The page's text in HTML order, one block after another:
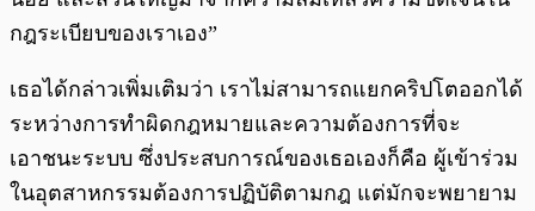
กฎระเบียบของเราเอง”
เธอได้กล่าวเพิ่มเติมว่า เราไม่สามารถแยกคริปโตออกได้
ระหว่างการทำผิดกฎหมายและความต้องการที่จะ
เอาชนะระบบ ซึ่งประสบการณ์ของเธอเองก็คือ ผู้เข้าร่วม
ในอุตสาหกรรมต้องการปฏิบัติตามกฎ แต่มักจะพยายาม